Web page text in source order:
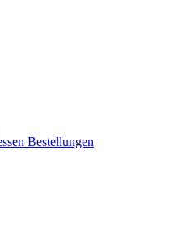
Bestellungen